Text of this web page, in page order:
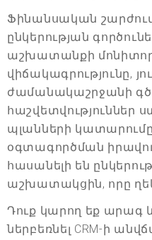
Ֆինանսական
ընկերության
աշխատանքի
վիճակագրությունը,
ժամանակաշրջանի
հաշվետվություններ
պլանների կատարումը,
օգտագործման
հասանելի են
աշխատակցին, որը
Դուք կարող եք արագ
ներբեռնել CRM-ի